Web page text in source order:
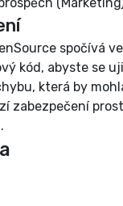
spočívá
kód, abyste se
která by
zabezpečení